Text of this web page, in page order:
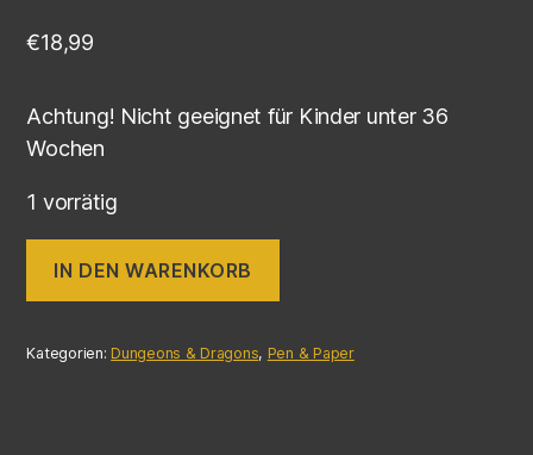
€18,99
Achtung! Nicht geeignet für Kinder unter 36
Wochen
1 vorrätig
IN DEN WARENKORB
Kategorien: Dungeons & Dragons, Pen & Paper